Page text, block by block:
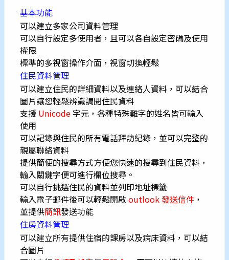
基本功能
可以建立多家公司資料管理
可以自行設定多使用者，且可以各自設定密碼及使用
權限
標準的多視窗操作介面，視窗切換輕鬆
住民資料管理
可以建立住民的詳細資料以及連絡人資料，可以結合
圖片讓您輕鬆辨識調閱住民資料
支援 Unicode字元，各種特殊難字的姓名皆可輸入
使用
可以記錄與住民的所有電話拜訪紀錄，並可以完整的
親屬聯絡資料
提供簡便的搜尋方式方便您快速的搜尋到住民資料，
輸入關鍵字便可進行欄位搜尋。
可以自行挑選住民的資料並列印地址標籤
輸入電子郵件後可以輕鬆開啟outlook 發送信件 ，
並提供簡訊發送功能
住房資料管理
可以建立所有提供住宿的課房以及病床資料，可以結
合圖片